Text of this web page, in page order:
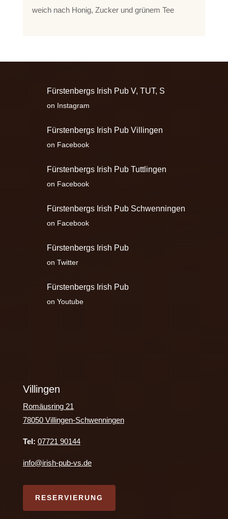
weich nach Honig, Zucker und grünem Tee
Fürstenbergs Irish Pub V, TUT, S
on Instagram
Fürstenbergs Irish Pub Villingen
on Facebook
Fürstenbergs Irish Pub Tuttlingen
on Facebook
Fürstenbergs Irish Pub Schwenningen
on Facebook
Fürstenbergs Irish Pub
on Twitter
Fürstenbergs Irish Pub
on Youtube
Villingen
Romäusring 21
78050 Villingen-Schwenningen
Tel: 07721 90144
info@irish-pub-vs.de
RESERVIERUNG